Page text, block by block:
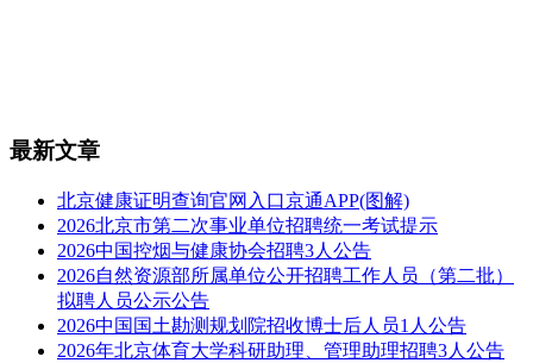
最新文章
北京健康证明查询官网入口京通APP(图解)
2026北京市第二次事业单位招聘统一考试提示
2026中国控烟与健康协会招聘3人公告
2026自然资源部所属单位公开招聘工作人员（第二批）
拟聘人员公示公告
2026中国国土勘测规划院招收博士后人员1人公告
2026年北京体育大学科研助理、管理助理招聘3人公告